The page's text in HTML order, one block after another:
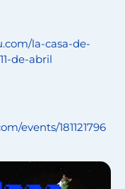
la-casa-de-
de-abril
events/181121796